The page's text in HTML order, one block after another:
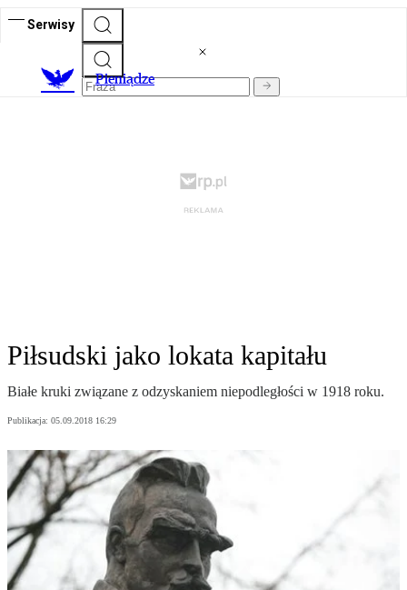
Serwisy
Pieniądze
Piłsudski jako lokata kapitału
Białe kruki związane z odzyskaniem niepodległości w 1918 roku.
Publikacja: 05.09.2018 16:29